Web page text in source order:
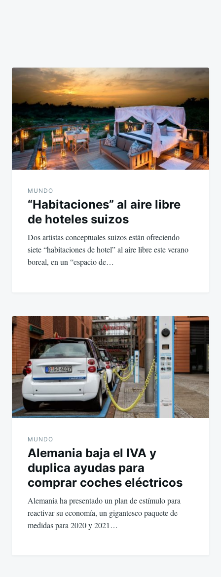
MUNDO
“Habitaciones” al aire libre
de hoteles suizos
Dos artistas conceptuales suizos están ofreciendo
siete “habitaciones de hotel” al aire libre este verano
boreal, en un “espacio de…
MUNDO
Alemania baja el IVA y
duplica ayudas para
comprar coches eléctricos
Alemania ha presentado un plan de estímulo para
reactivar su economía, un gigantesco paquete de
medidas para 2020 y 2021…